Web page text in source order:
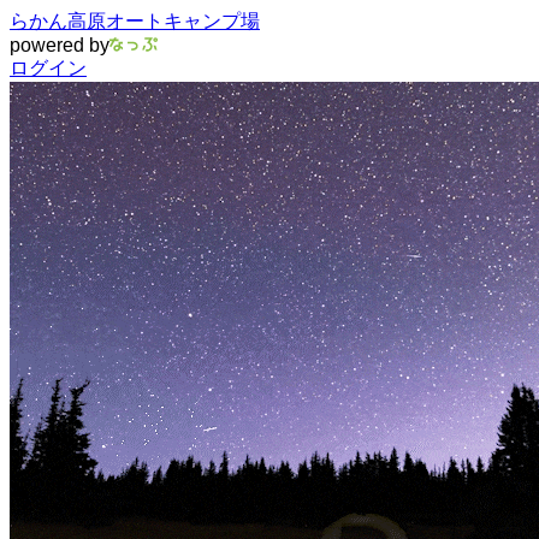
らかん高原オートキャンプ場
powered by
ログイン